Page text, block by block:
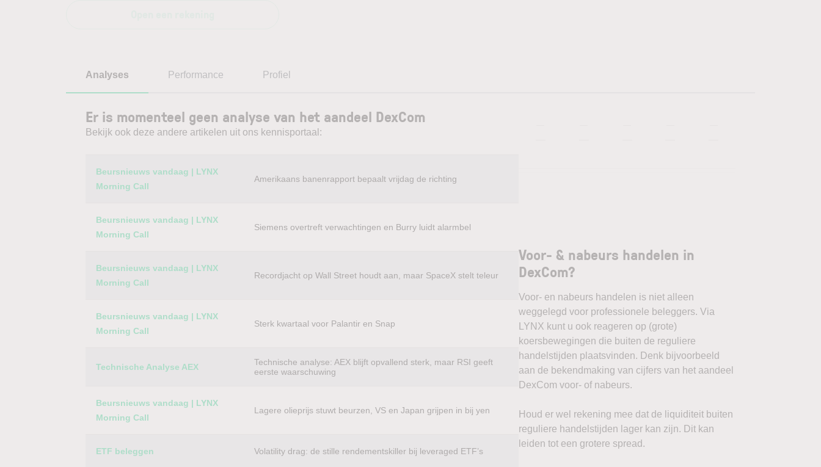
Analyses Performance Profiel
Er is momenteel geen analyse van het aandeel DexCom
Bekijk ook deze andere artikelen uit ons kennisportaal:
Category Titel
Beursnieuws vandaag | LYNX
Morning Call
Amerikaans banenrapport bepaalt vrijdag de richting
Beursnieuws vandaag | LYNX
Morning Call
Siemens overtreft verwachtingen en Burry luidt alarmbel
Beursnieuws vandaag | LYNX
Morning Call
Recordjacht op Wall Street houdt aan, maar SpaceX stelt teleur
Beursnieuws vandaag | LYNX
Morning Call
Sterk kwartaal voor Palantir en Snap
Technische Analyse AEX
Technische analyse: AEX blijft opvallend sterk, maar RSI geeft
eerste waarschuwing
Beursnieuws vandaag | LYNX
Morning Call
Lagere olieprijs stuwt beurzen, VS en Japan grijpen in bij yen
ETF beleggen Volatility drag: de stille rendementskiller bij leveraged ETF’s
Voor- & nabeurs handelen in
DexCom?
Voor- en nabeurs handelen is niet alleen
weggelegd voor professionele beleggers. Via
LYNX kunt u ook reageren op (grote)
koersbewegingen die buiten de reguliere
handelstijden plaatsvinden. Denk bijvoorbeeld
aan de bekendmaking van cijfers van het aandeel
DexCom voor- of nabeurs.
Houd er wel rekening mee dat de liquiditeit buiten
reguliere handelstijden lager kan zijn. Dit kan
leiden tot een grotere spread.